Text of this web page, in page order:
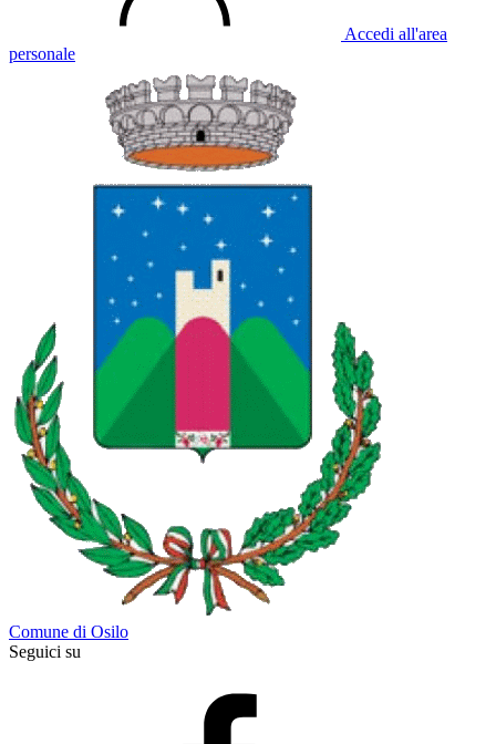
Accedi all'area
personale
Comune di Osilo
Seguici su